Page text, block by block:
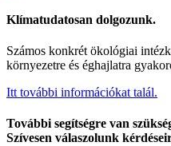
Klímatudatosan dolgozunk.
Számos konkrét ökológiai
környezetre és éghajlatra
Itt további információkat talál.
További segítségre van
Szívesen válaszolunk